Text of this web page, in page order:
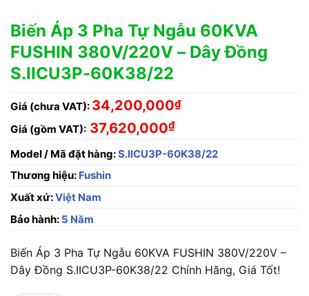
Biến Áp 3 Pha Tự Ngẫu 60KVA
FUSHIN 380V/220V – Dây Đồng
S.IICU3P-60K38/22
Giá (chưa VAT): 34,200,000₫
Giá (gồm VAT): 37,620,000₫
Model / Mã đặt hàng:S.IICU3P-60K38/22
Thương hiệu: Fushin
Xuất xứ:Việt Nam
Bảo hành: 5 Năm
Biến Áp 3 Pha Tự Ngẫu 60KVA FUSHIN 380V/220V –
Dây Đồng S.IICU3P-60K38/22 Chính Hãng, Giá Tốt!